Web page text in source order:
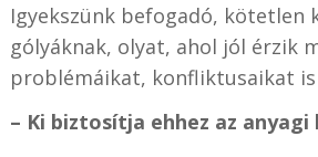
Igyekszünk befogadó, kötetlen
gólyáknak, olyat, ahol jól érzik
problémáikat, konfliktusaikat
– Ki biztosítja ehhez az